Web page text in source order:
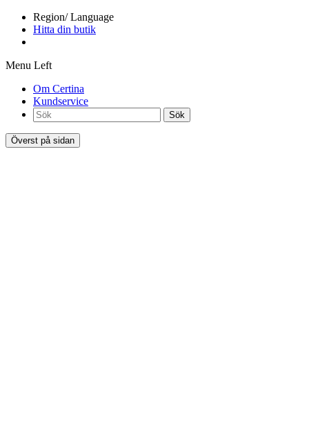
Region/ Language
Hitta din butik
Menu Left
Om Certina
Kundservice
Sök
Överst på sidan